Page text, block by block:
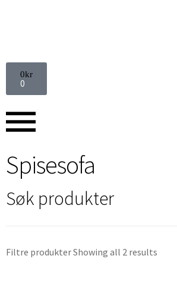
0kr
0
Spisesofa
Søk produkter
Filtre produkterShowing all 2 results